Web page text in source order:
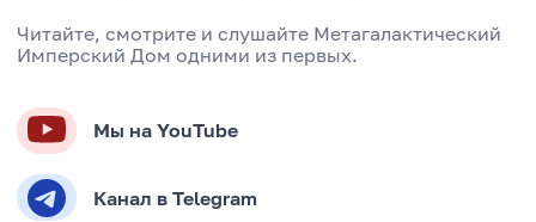
Читайте, смотрите и слушайте Метагалактический
Имперский Дом одними из первых.
Мы на YouTube
Канал в Telegram